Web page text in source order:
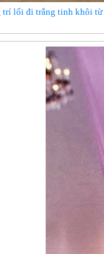
trí lối đi trắng tinh khôi từ